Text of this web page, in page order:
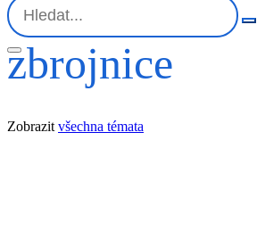
zbrojnice
Zobrazit všechna témata